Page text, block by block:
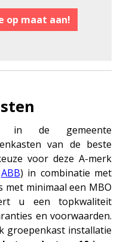
op maat aan!
in de gemeente
van de beste
voor deze A-merk
ABB) in combinatie met
minimaal een MBO
u een topkwaliteit
en voorwaarden.
groepenkast installatie